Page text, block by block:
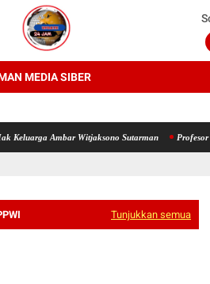
MEDIA SIBER
Ambar Witjaksono Sutarman Profesor Minta
Tunjukkan semua